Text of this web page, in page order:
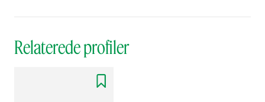
Relaterede profiler
